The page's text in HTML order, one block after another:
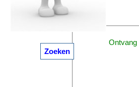
Zoeken
Ontvang